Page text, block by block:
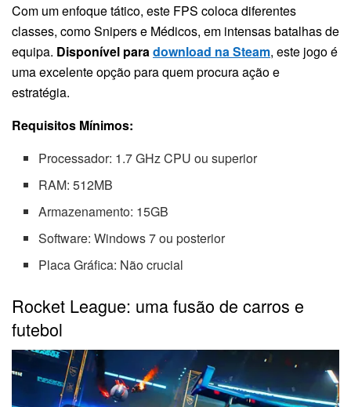
Com um enfoque tático, este FPS coloca diferentes
classes, como Snipers e Médicos, em intensas batalhas de
equipa. Disponível paradownload na Steam, este jogo é
uma excelente opção para quem procura ação e
estratégia.
Requisitos Mínimos:
Processador: 1.7 GHz CPU ou superior
RAM: 512MB
Armazenamento: 15GB
Software: Windows 7 ou posterior
Placa Gráfica: Não crucial
Rocket League: uma fusão de carros e
futebol